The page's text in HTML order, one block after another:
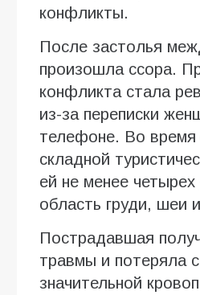
конфликты.
После застолья
произошла ссора.
конфликта стала
из-за переписки
телефоне. Во время
складной
ей не менее
область груди, шеи
Пострадавшая
травмы и потеряла
значительной